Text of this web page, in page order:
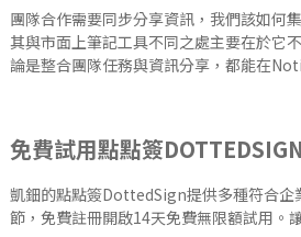
團隊合作需要同步分享資訊，我們該如何
其與市面上筆記工具不同之處主要在於它
論是整合團隊任務與資訊分享，都能在
免費試用點點簽
凱鈿的點點簽DottedSign提供多種符合企
節，免費註冊開啟14天免費無限額試用 。